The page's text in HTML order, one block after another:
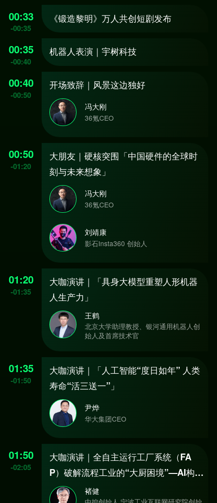
00:33
-00:35
《锻造黎明》万人共创短剧发布
00:35
-00:40
机器人表演｜宇树科技
00:40
-00:50
开场致辞｜风景这边独好
冯大刚
36氪CEO
00:50
-01:20
大朋友｜硬核突围「中国硬件的全球时
刻与未来想象」
冯大刚
36氪CEO
刘靖康
影石Insta360 创始人
01:20
-01:35
大咖演讲｜「具身大模型重塑人形机器
人生产力」
王鹤
北京大学助理教授、银河通用机器人创
始人及首席技术官
01:35
-01:50
大咖演讲｜「人工智能“度日如年” 人类
寿命“活三送一”」
尹烨
华大集团CEO
01:50
-02:05
大咖演讲｜全自主运行工厂系统（FA
P）破解流程工业的“大厨困境”—AI构建
工业的未来
褚健